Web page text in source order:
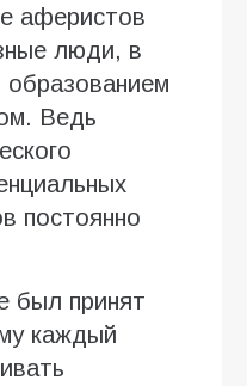
аферистов
люди, в
Ведь
постоянно
был принят
каждый